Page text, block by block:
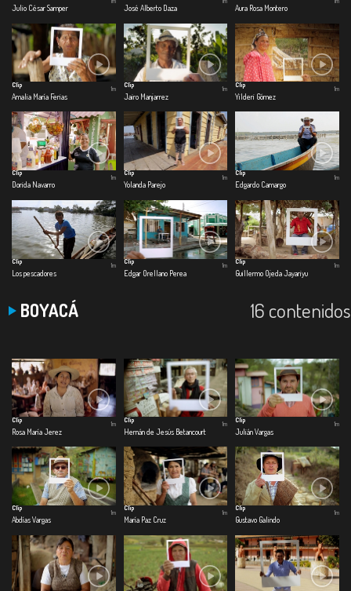
Julio César Samper José Alberto Daza Aura Rosa Montero
Clip
Amalia María Ferias
1m
Clip
Jairo Manjarrez
1m
Clip
Yilderi Gómez
1m
Clip
Dorida Navarro
1m
Clip
Yolanda Parejo
1m
Clip
Edgardo Camargo
1m
Clip
Los pescadores
1m
Clip
Edgar Orellano Perea
1m
Clip
Guillermo Ojeda Jayariyu
1m
BOYACÁ 16 contenidos
Clip
Rosa María Jerez
1m
Clip
Hernán de Jesús Betancourt
1m
Clip
Julián Vargas
1m
Clip
Abdías Vargas
1m
Clip
María Paz Cruz
1m
Clip
Gustavo Galindo
1m